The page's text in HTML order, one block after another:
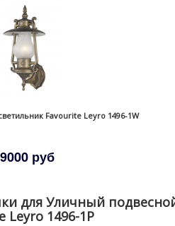
Favourite Leyro 1496-1W
9000 руб
для Уличный
Leyro 1496-1P